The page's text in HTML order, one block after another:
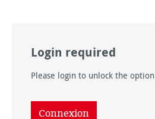
Login required
Please login to unlock the
Connexion